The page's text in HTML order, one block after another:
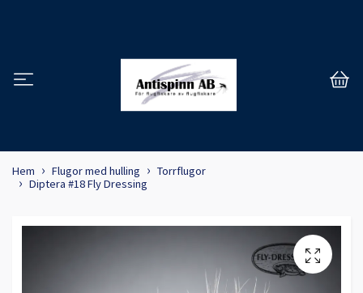
Hem Flugor med hulling
Torrflugor
Diptera #18 Fly Dressing